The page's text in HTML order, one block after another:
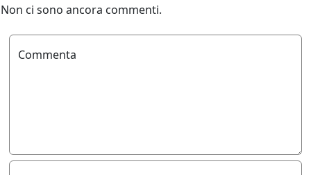
Non ci sono ancora commenti.
Commenta